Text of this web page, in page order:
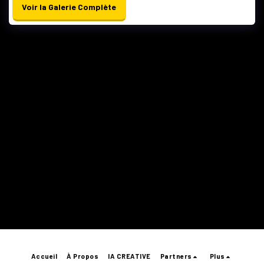
Voir la Galerie Complète
Accueil À Propos IA CREATIVE Partners Plus